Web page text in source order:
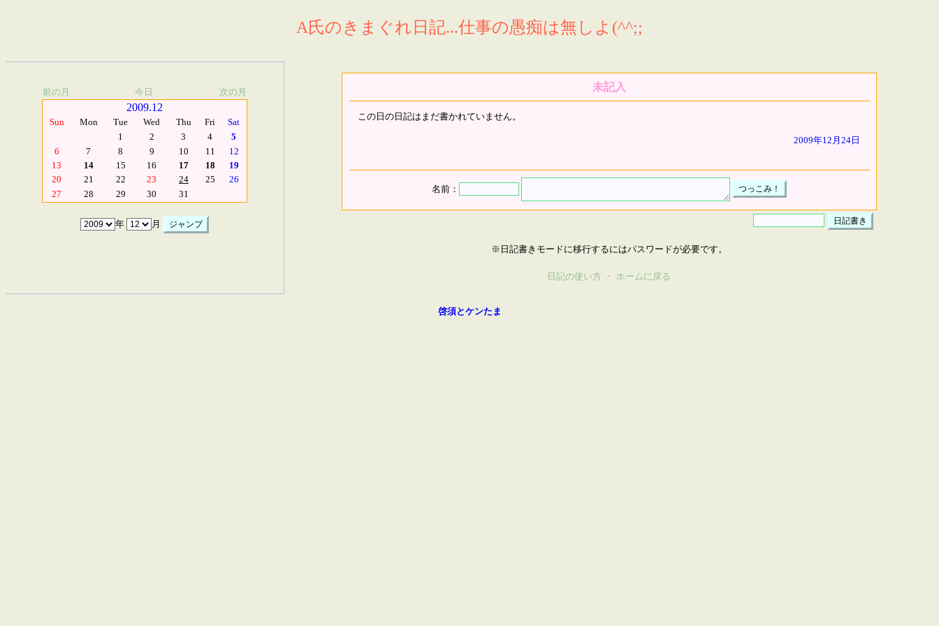
A氏のきまぐれ日記...仕事の愚痴は無しよ(^^;;
前の月 今日 次の月
2009.12
Sun Mon Tue Wed Thu Fri
Sat
1
2 3 4
5
6
7 8 9 10 11
12
13
14 15 16 17 18
19
20
21 22 23 24 25
26
27
28 29 30 31
年 月
未記入
この日の日記はまだ書かれていません。
2009年12月24日
名前：
※日記書きモードに移行するにはパスワードが必要です。
日記の使い方 ・ ホームに戻る
啓須とケンたま